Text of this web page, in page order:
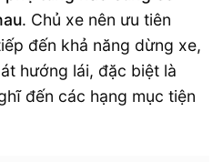
. Chủ xe nên ưu tiên
đến khả năng dừng xe,
hướng lái, đặc biệt là
đến các hạng mục tiện